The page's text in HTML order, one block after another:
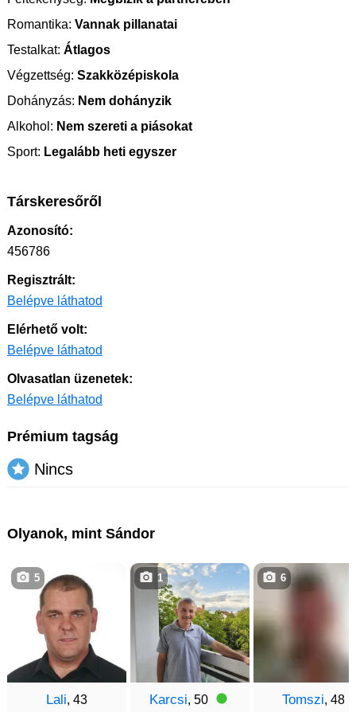
Romantika: Vannak pillanatai
Testalkat: Átlagos
Végzettség: Szakközépiskola
Dohányzás: Nem dohányzik
Alkohol: Nem szereti a piásokat
Sport: Legalább heti egyszer
Társkeresőről
Azonosító:
456786
Regisztrált:
Belépve láthatod
Elérhető volt:
Belépve láthatod
Olvasatlan üzenetek:
Belépve láthatod
Prémium tagság
Nincs
Olyanok, mint Sándor
Lali, 43
5
Karcsi, 50
1
Tomszi, 48
6